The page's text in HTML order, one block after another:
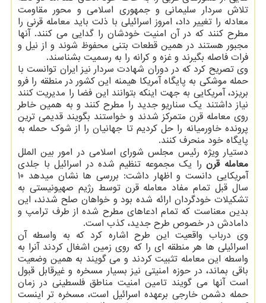
تلاش سردار سلیمانی و جمهوری اسلامی و محور مقاومت
معادله را تغییر داد، امروز اسرائیلی با ذلت باید معامله قرنی را
مطرح كنند كه در آن امنیت خودشان را گدایی می كنند. آنها
مجبور هستند در همین قطعات بتنی محفوظ شوند و از نیل و
فرات فاصله بگیرند و غزه و كرانه را به رسمیت بشناسند.
وی تصریح كرد كه در دوران شهادت سردار نیز ایران توانست با
حمله موشكی به پایگاه آمریكا هیمنه این كشور در منطقه را فرو
بریزد، آمریكایی به جهت اینكه بتوانند این فضا را مدیریت كنند
نیاز داشتند یك سناریو جدید را مطرح كنند و به همین خاطر
روی معامله قرن متمركز شدند و خواستند بگویند قدیمی ترین
پرونده خاورمیانه را حل كردیم تا جهانیان را از شوك حمله به
پایگاه خود منحرف كنند.
دستیار ویژه رئیس مجلس شورای اسلامی در امور بین الملل
معامله قرنرا یك مجموعه تنظیم شده در اسرائیل با جلدی
آمریكایی دانست و اظهار داشت: بررسی ها نشان میدهد 10
سال قبل تمام مفاد معامله قرن توسط رژیم صهیونیستی به
تشكیلات خودگردان ارائه شده بود و خواهان صلح شدند، این
بدین معناست كه تمام ادعاهای مطرح شده از طرف ترامپ و
دامادش در خصوص طرح جدید، كذب است.
وی درباب واقعیت این طرح اشاره كرد كه به واسطه آن
اسرائیلی ها هر منطقه ای را كه روی زمین اشغال كردند آنرا به
واسطه این معامله تثبیت كردند و می گویند به همین وضعیت
باقی بماند، در حوزه امنیتی نیز بسیار مسخره و غیرقابل قبول
است آنها می گویند تامین امنیت مناطق فلسطینی در زمان
حمله دشمن خارجی برعهده اسرائیل است، مسخره تر اینست